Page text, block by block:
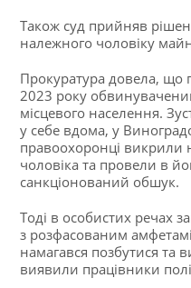
Також суд прийняв
належного чоловіку
Прокуратура довела, що
2023 року
місцевого населення.
у себе вдома, у
правоохоронці викрили
чоловіка та провели в
санкціонований обшук.
Тоді в особистих речах
з розфасованим
намагався позбутися та
виявили працівники